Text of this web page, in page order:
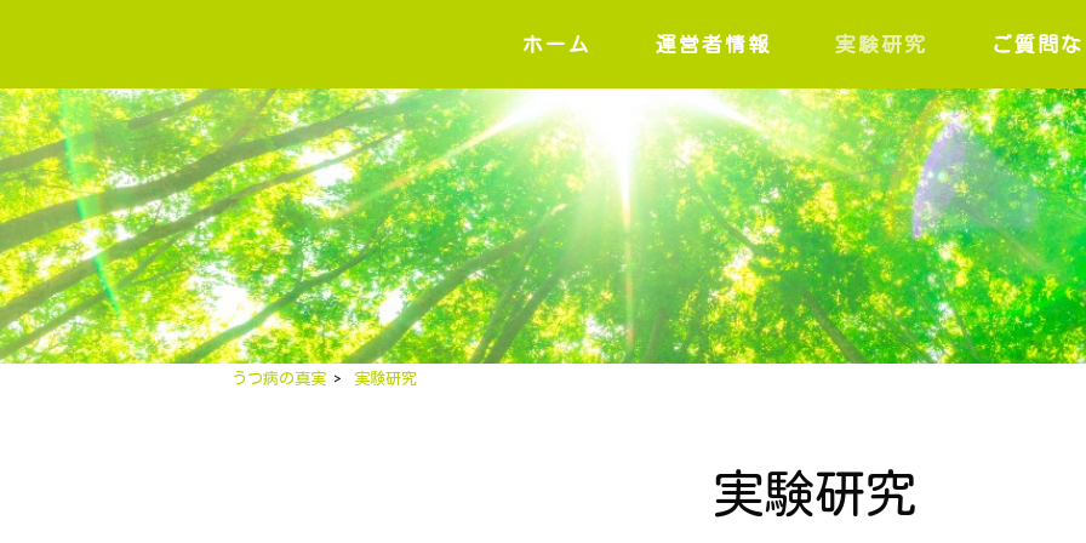
ホーム 運営者情報 実験研究 ご質問
うつ病の真実 > 実験研究
実験研究